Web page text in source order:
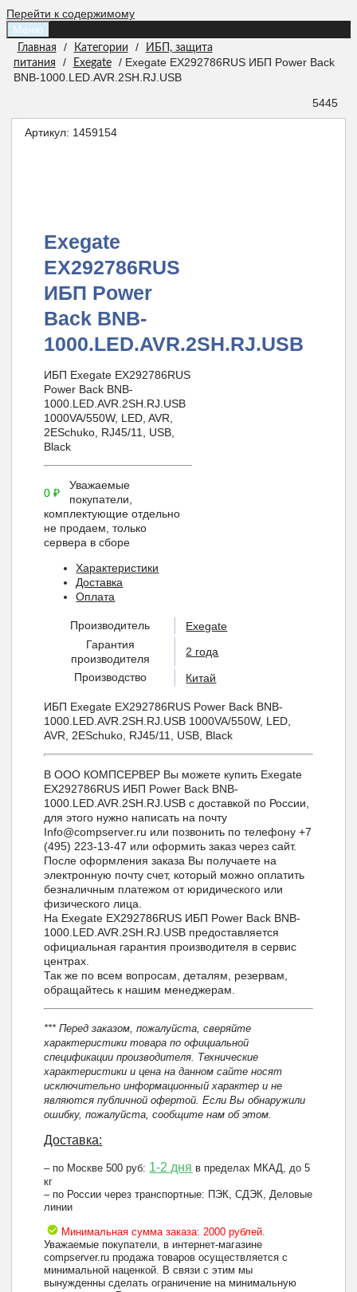
Перейти к содержимому
Меню
Главная / Категории /
ИБП, защита
питания
/ Exegate
/ Exegate EX292786RUS ИБП Power Back
BNB-1000.LED.AVR.2SH.RJ.USB
5445
Артикул: 1459154
Exegate
EX292786RUS
ИБП Power
Back BNB-
1000.LED.AVR.2SH.RJ.USB
ИБП Exegate EX292786RUS
Power Back BNB-
1000.LED.AVR.2SH.RJ.USB
1000VA/550W, LED, AVR,
2ЕSchuko, RJ45/11, USB,
Black
0₽
Уважаемые
покупатели,
комплектующие отдельно
не продаем, только
сервера в сборе
Характеристики
Доставка
Оплата
Производитель
Exegate
Гарантия
производителя
2 года
Производство Китай
ИБП Exegate EX292786RUS Power Back BNB-
1000.LED.AVR.2SH.RJ.USB 1000VA/550W, LED,
AVR, 2ЕSchuko, RJ45/11, USB, Black
В ООО КОМПСЕРВЕР Вы можете купить Exegate
EX292786RUS ИБП Power Back BNB-
1000.LED.AVR.2SH.RJ.USB с доставкой по России,
для этого нужно написать на почту
Info@compserver.ru или позвонить по телефону +7
(495) 223-13-47 или оформить заказ через сайт.
После оформления заказа Вы получаете на
электронную почту счет, который можно оплатить
безналичным платежом от юридического или
физического лица.
На Exegate EX292786RUS ИБП Power Back BNB-
1000.LED.AVR.2SH.RJ.USB предоставляется
официальная гарантия производителя в сервис
центрах.
Так же по всем вопросам, деталям, резервам,
обращайтесь к нашим менеджерам.
*** Перед заказом, пожалуйста, сверяйте
характеристики товара по официальной
спецификации производителя. Технические
характеристики и цена на данном сайте носят
исключительно информационный характер и не
являются публичной офертой. Если Вы обнаружили
ошибку, пожалуйста, сообщите нам об этом.
Доставка:
– по Москве 500 руб: 1-2 дня в пределах МКАД, до 5
кг
– по России через транспортные: ПЭК, СДЭК, Деловые
линии
Минимальная сумма заказа: 2000 рублей.
Уважаемые покупатели, в интернет-магазине
compserver.ru продажа товаров осуществляется с
минимальной наценкой. В связи с этим мы
вынужденны сделать ограничение на минимальную